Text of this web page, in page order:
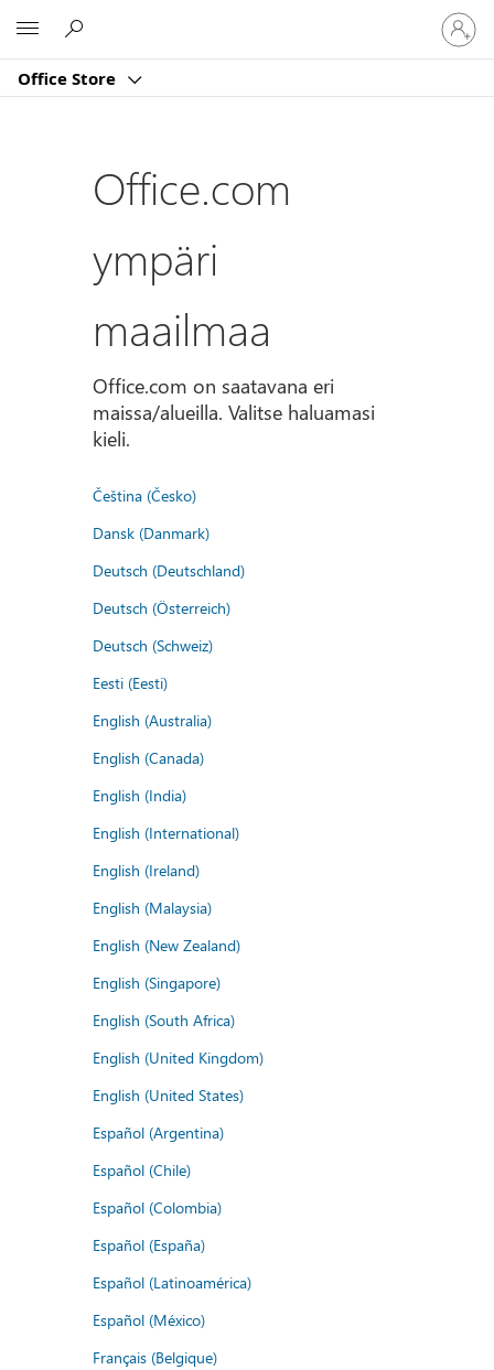
Office Store
sisään
tilille
Office.com
ympäri
maailmaa
Office.com on saatavana eri
maissa/alueilla. Valitse haluamasi
kieli.
Čeština (Česko)
Dansk (Danmark)
Deutsch (Deutschland)
Deutsch (Österreich)
Deutsch (Schweiz)
Eesti (Eesti)
English (Australia)
English (Canada)
English (India)
English (International)
English (Ireland)
English (Malaysia)
English (New Zealand)
English (Singapore)
English (South Africa)
English (United Kingdom)
English (United States)
Español (Argentina)
Español (Chile)
Español (Colombia)
Español (España)
Español (Latinoamérica)
Español (México)
Français (Belgique)